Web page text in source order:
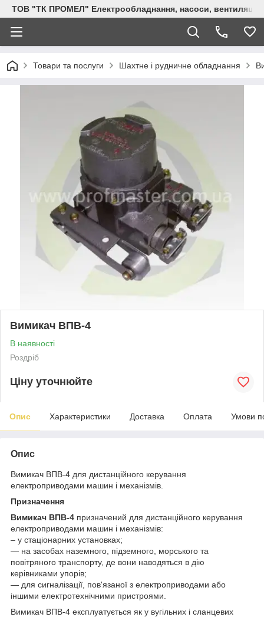
ТОВ "ТК ПРОМЕЛ" Електрообладнання, насоси, вентиляція,
Товари та послуги Шахтне і рудничне обладнання
Вимикач ВПВ-4
В наявності
Роздріб
Ціну уточнюйте
Опис Характеристики Доставка Оплата Умови
Опис
Вимикач ВПВ-4 для дистанційного керування
електроприводами машин і механізмів.
Призначення
Вимикач ВПВ-4 призначений для дистанційного керування
електроприводами машин і механізмів:
– у стаціонарних установках;
— на засобах наземного, підземного, морського та
повітряного транспорту, де вони наводяться в дію
керівниками упорів;
— для сигналізації, пов'язаної з електроприводами або
іншими електротехнічними пристроями.
Вимикач ВПВ-4 експлуатується як у вугільних і сланцевих